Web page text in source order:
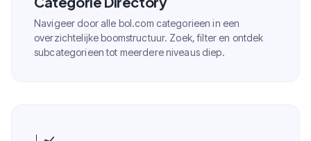
Navigeer door alle bol.com categorieen in een
overzichtelijke boomstructuur. Zoek, filter en ontdek
subcategorieen tot meerdere niveaus diep.